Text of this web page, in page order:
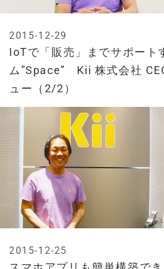
IoTで「販売」までサポート
ム”Space” Kii 株式会社
ュー（2/2）
2015-12-29
2015-12-25